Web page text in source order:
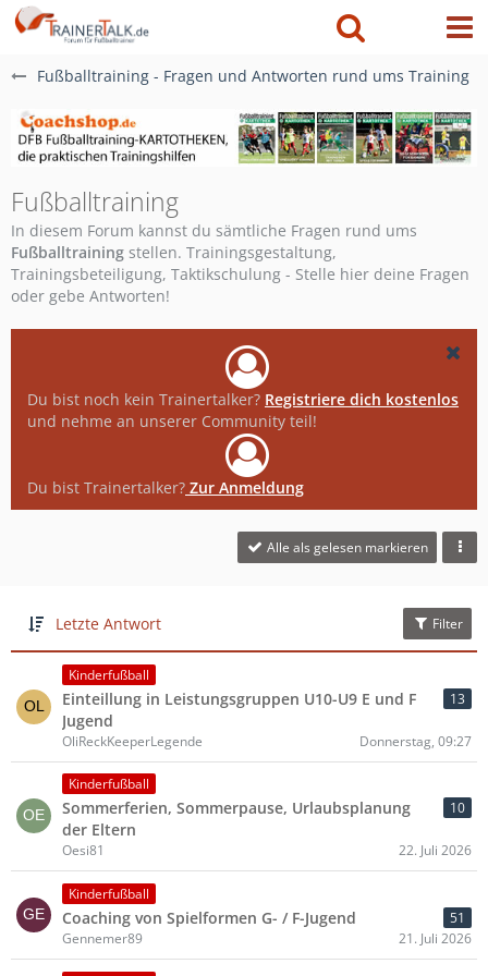
Fußballtraining - Fragen und Antworten rund ums Training
Fußballtraining
In diesem Forum kannst du sämtliche Fragen rund ums
Fußballtraining stellen. Trainingsgestaltung,
Trainingsbeteiligung, Taktikschulung - Stelle hier deine Fragen
oder gebe Antworten!
Du bist noch kein Trainertalker? Registriere dich kostenlos
und nehme an unserer Community teil!
Du bist Trainertalker? Zur Anmeldung
Alle als gelesen markieren
Letzte Antwort Filter
Kinderfußball
Einteillung in Leistungsgruppen U10-U9 E und F
Jugend
13
OliReckKeeperLegende Donnerstag, 09:27
Kinderfußball
Sommerferien, Sommerpause, Urlaubsplanung
der Eltern
10
Oesi81 22. Juli 2026
Kinderfußball
Coaching von Spielformen G- / F-Jugend
51
Gennemer89
21. Juli 2026